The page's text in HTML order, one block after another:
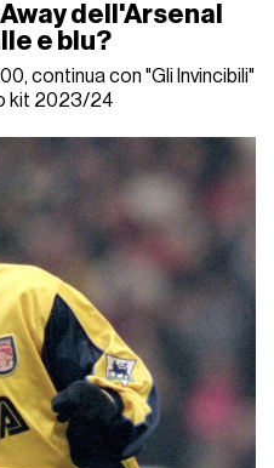
dell'Arsenal
e blu?
continua con "Gli Invincibili"
kit 2023/24